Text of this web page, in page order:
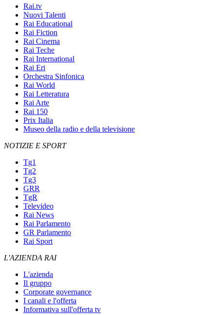
Rai.tv
Nuovi Talenti
Rai Educational
Rai Fiction
Rai Cinema
Rai Teche
Rai International
Rai Eri
Orchestra Sinfonica
Rai World
Rai Letteratura
Rai Arte
Rai 150
Prix Italia
Museo della radio e della televisione
NOTIZIE E SPORT
Tg1
Tg2
Tg3
GRR
TgR
Televideo
Rai News
Rai Parlamento
GR Parlamento
Rai Sport
L'AZIENDA RAI
L'azienda
Il gruppo
Corporate governance
I canali e l'offerta
Informativa sull'offerta tv